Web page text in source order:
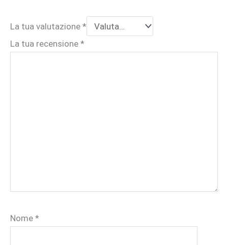
La tua valutazione *
La tua recensione *
Nome *